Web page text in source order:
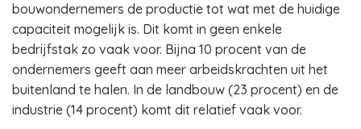
bouwondernemers de productie tot wat met de huidige
capaciteit mogelijk is. Dit komt in geen enkele
bedrijfstak zo vaak voor. Bijna 10 procent van de
ondernemers geeft aan meer arbeidskrachten uit het
buitenland te halen. In de landbouw (23 procent) en de
industrie (14 procent) komt dit relatief vaak voor.